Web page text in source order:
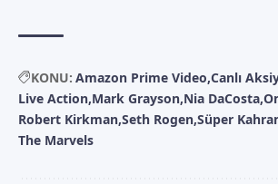
KONU: Amazon Prime Video Canlı
Live Action Mark Grayson Nia DaCosta
Robert Kirkman Seth Rogen Süper
The Marvels